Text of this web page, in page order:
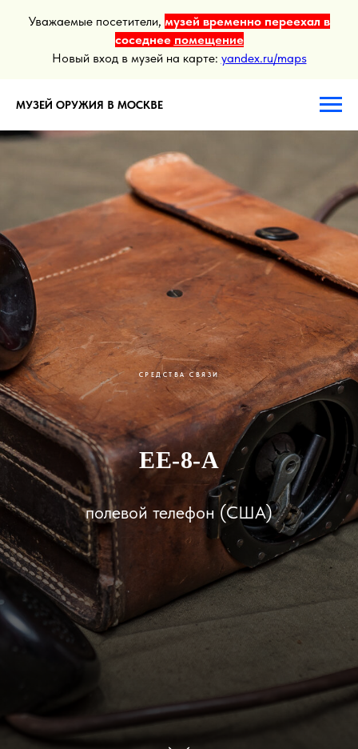
Уважаемые посетители, музей временно переехал в
соседнее помещение
Новый вход в музей на карте: yandex.ru/maps
МУЗЕЙ ОРУЖИЯ В МОСКВЕ
СРЕДСТВА СВЯЗИ
ЕЕ-8-А
полевой телефон (США)